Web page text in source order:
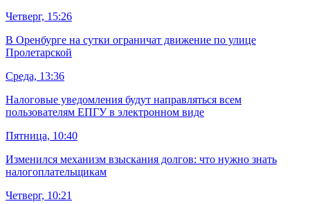
Четверг, 15:26
В Оренбурге на сутки ограничат движение по улице
Пролетарской
Среда, 13:36
Налоговые уведомления будут направляться всем
пользователям ЕПГУ в электронном виде
Пятница, 10:40
Изменился механизм взыскания долгов: что нужно знать
налогоплательщикам
Четверг, 10:21